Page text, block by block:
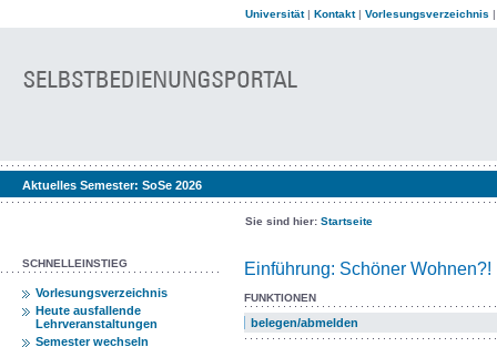
Universität| Kontakt| Vorlesungsverzeichnis
Aktuelles Semester: SoSe 2026
Sie sind hier: Startseite
SCHNELLEINSTIEG
Vorlesungsverzeichnis
Heute ausfallende
Lehrveranstaltungen
Semester wechseln
Einführung: Schöner
FUNKTIONEN
belegen/abmelden